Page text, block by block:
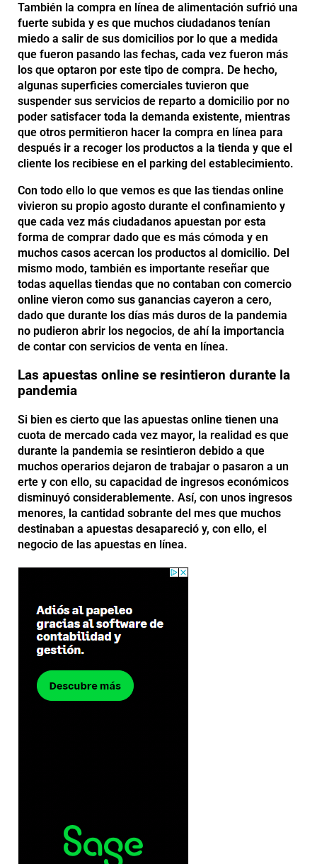
También la compra en línea de alimentación sufrió una
fuerte subida y es que muchos ciudadanos tenían
miedo a salir de sus domicilios por lo que a medida
que fueron pasando las fechas, cada vez fueron más
los que optaron por este tipo de compra. De hecho,
algunas superficies comerciales tuvieron que
suspender sus servicios de reparto a domicilio por no
poder satisfacer toda la demanda existente, mientras
que otros permitieron hacer la compra en línea para
después ir a recoger los productos a la tienda y que el
cliente los recibiese en el parking del establecimiento.
Con todo ello lo que vemos es que las tiendas online
vivieron su propio agosto durante el confinamiento y
que cada vez más ciudadanos apuestan por esta
forma de comprar dado que es más cómoda y en
muchos casos acercan los productos al domicilio. Del
mismo modo, también es importante reseñar que
todas aquellas tiendas que no contaban con comercio
online vieron como sus ganancias cayeron a cero,
dado que durante los días más duros de la pandemia
no pudieron abrir los negocios, de ahí la importancia
de contar con servicios de venta en línea.
Las apuestas online se resintieron durante la
pandemia
Si bien es cierto que las apuestas online tienen una
cuota de mercado cada vez mayor, la realidad es que
durante la pandemia se resintieron debido a que
muchos operarios dejaron de trabajar o pasaron a un
erte y con ello, su capacidad de ingresos económicos
disminuyó considerablemente. Así, con unos ingresos
menores, la cantidad sobrante del mes que muchos
destinaban a apuestas desapareció y, con ello, el
negocio de las apuestas en línea.